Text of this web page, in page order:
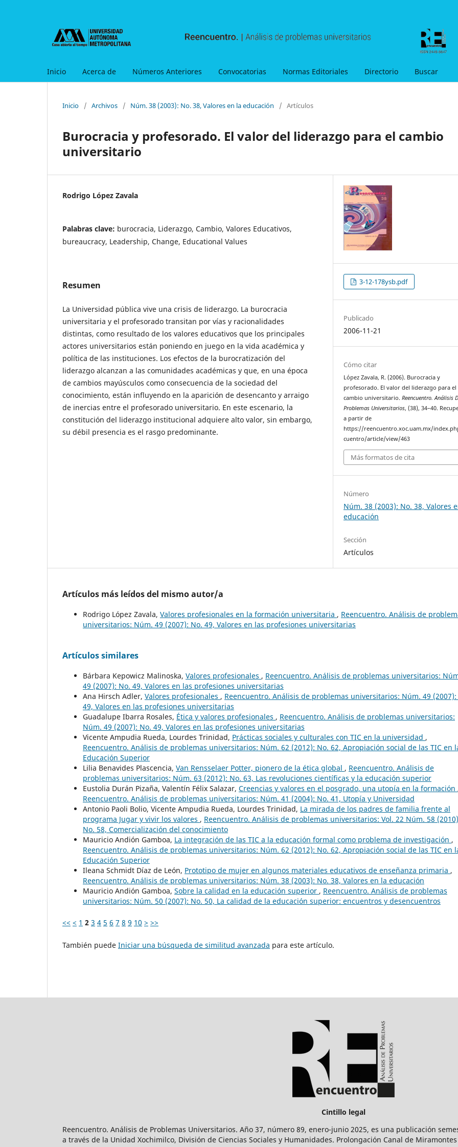
Inicio Acerca de Números Anteriores Convocatorias Normas Editoriales Directorio Buscar
Inicio / Archivos / Núm. 38 (2003): No. 38, Valores en la educación / Artículos
Burocracia y profesorado. El valor del liderazgo para el cambio
universitario
Rodrigo López Zavala
Palabras clave: burocracia, Liderazgo, Cambio, Valores Educativos,
bureaucracy, Leadership, Change, Educational Values
Resumen
La Universidad pública vive una crisis de liderazgo. La burocracia
universitaria y el profesorado transitan por vías y racionalidades
distintas, como resultado de los valores educativos que los principales
actores universitarios están poniendo en juego en la vida académica y
política de las instituciones. Los efectos de la burocratización del
liderazgo alcanzan a las comunidades académicas y que, en una época
de cambios mayúsculos como consecuencia de la sociedad del
conocimiento, están influyendo en la aparición de desencanto y arraigo
de inercias entre el profesorado universitario. En este escenario, la
constitución del liderazgo institucional adquiere alto valor, sin embargo,
su débil presencia es el rasgo predominante.
3-12-178ysb.pdf
Publicado
2006-11-21
Cómo citar
López Zavala, R. (2006). Burocracia y
profesorado. El valor del liderazgo para el
cambio universitario.Reencuentro. Análisis
Problemas Universitarios, (38), 34–40.
a partir de
https://reencuentro.xoc.uam.mx/
cuentro/article/view/463
Más formatos de cita
Número
Núm. 38 (2003): No. 38, Valores
educación
Sección
Artículos
Artículos más leídos del mismo autor/a
Rodrigo López Zavala, Valores profesionales en la formación universitaria , Reencuentro. Análisis de
universitarios: Núm. 49 (2007): No. 49, Valores en las profesiones universitarias
Artículos similares
Bárbara Kepowicz Malinoska, Valores profesionales , Reencuentro. Análisis de problemas universitarios:
49 (2007): No. 49, Valores en las profesiones universitarias
Ana Hirsch Adler, Valores profesionales , Reencuentro. Análisis de problemas universitarios: Núm. 49 (2007):
49, Valores en las profesiones universitarias
Guadalupe Ibarra Rosales, Ética y valores profesionales , Reencuentro. Análisis de problemas universitarios:
Núm. 49 (2007): No. 49, Valores en las profesiones universitarias
Vicente Ampudia Rueda, Lourdes Trinidad, Prácticas sociales y culturales con TIC en la universidad ,
Reencuentro. Análisis de problemas universitarios: Núm. 62 (2012): No. 62, Apropiación social de las TIC en
Educación Superior
Lilia Benavides Plascencia, Van Rensselaer Potter, pionero de la ética global , Reencuentro. Análisis de
problemas universitarios: Núm. 63 (2012): No. 63, Las revoluciones científicas y la educación superior
Eustolia Durán Pizaña, Valentín Félix Salazar, Creencias y valores en el posgrado, una utopía en la formación
Reencuentro. Análisis de problemas universitarios: Núm. 41 (2004): No. 41, Utopía y Universidad
Antonio Paoli Bolio, Vicente Ampudia Rueda, Lourdes Trinidad, La mirada de los padres de familia frente al
programa Jugar y vivir los valores , Reencuentro. Análisis de problemas universitarios: Vol. 22 Núm. 58
No. 58, Comercialización del conocimiento
Mauricio Andión Gamboa, La integración de las TIC a la educación formal como problema de investigación ,
Reencuentro. Análisis de problemas universitarios: Núm. 62 (2012): No. 62, Apropiación social de las TIC en
Educación Superior
Ileana Schmidt Díaz de León, Prototipo de mujer en algunos materiales educativos de enseñanza primaria ,
Reencuentro. Análisis de problemas universitarios: Núm. 38 (2003): No. 38, Valores en la educación
Mauricio Andión Gamboa, Sobre la calidad en la educación superior , Reencuentro. Análisis de problemas
universitarios: Núm. 50 (2007): No. 50, La calidad de la educación superior: encuentros y desencuentros
<< < 1 2 3 4 5 6 7 8 9 10 > >>
También puede Iniciar una búsqueda de similitud avanzada para este artículo.
Cintillo legal
Reencuentro. Análisis de Problemas Universitarios. Año 37, número 89, enero-junio 2025, es una publicación
a través de la Unidad Xochimilco, División de Ciencias Sociales y Humanidades. Prolongación Canal de Miramontes